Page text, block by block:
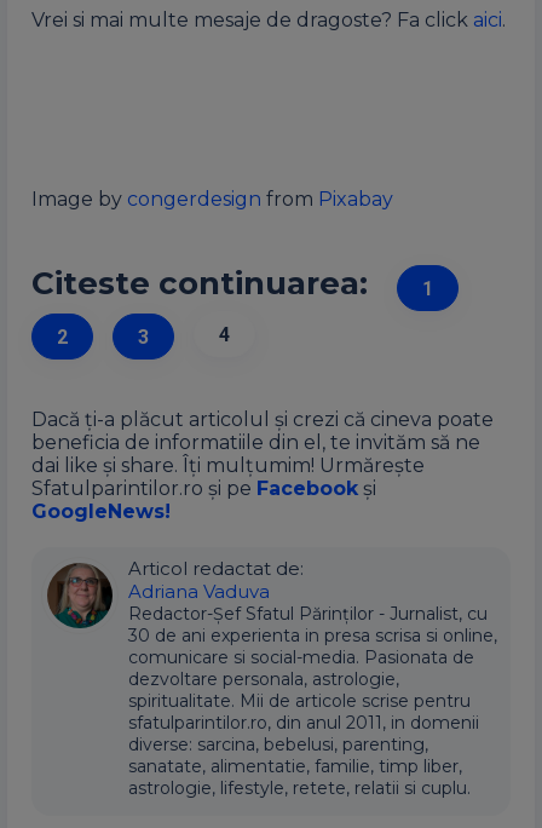
Vrei si mai multe mesaje de dragoste? Fa click aici.
Image by congerdesign from Pixabay
Citeste continuarea: 1
2 3 4
Dacă ți-a plăcut articolul și crezi că cineva poate
beneficia de informatiile din el, te invităm să ne
dai like și share. Îți mulțumim! Urmărește
Sfatulparintilor.ro și pe Facebook și
GoogleNews!
Articol redactat de:
Adriana Vaduva
Redactor-Șef Sfatul Părinților - Jurnalist, cu
30 de ani experienta in presa scrisa si online,
comunicare si social-media. Pasionata de
dezvoltare personala, astrologie,
spiritualitate. Mii de articole scrise pentru
sfatulparintilor.ro, din anul 2011, in domenii
diverse: sarcina, bebelusi, parenting,
sanatate, alimentatie, familie, timp liber,
astrologie, lifestyle, retete, relatii si cuplu.